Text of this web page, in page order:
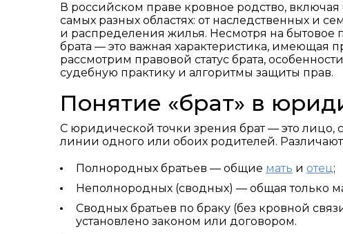
В российском праве кровное родство,
самых разных областях: от наследственных и
и распределения жилья. Несмотря на бытовое
брата — это важная характеристика, имеющая
рассмотрим правовой статус брата,
судебную практику и алгоритмы защиты прав.
Понятие «брат» в
С юридической точки зрения брат — это лицо,
линии одного или обоих родителей.
Полнородных братьев — общие мать и отец;
Неполнородных (сводных) — общая только
Сводных братьев по браку (без кровной
установлено законом или договором.